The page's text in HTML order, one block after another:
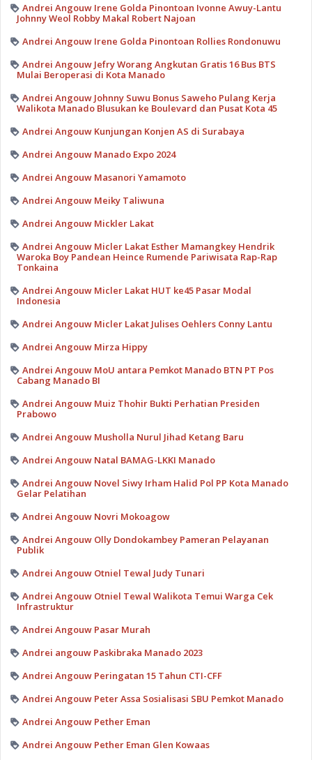
Andrei Angouw Irene Golda Pinontoan Ivonne Awuy-Lantu
Johnny Weol Robby Makal Robert Najoan
Andrei Angouw Irene Golda Pinontoan Rollies Rondonuwu
Andrei Angouw Jefry Worang Angkutan Gratis 16 Bus BTS
Mulai Beroperasi di Kota Manado
Andrei Angouw Johnny Suwu Bonus Saweho Pulang Kerja
Walikota Manado Blusukan ke Boulevard dan Pusat Kota 45
Andrei Angouw Kunjungan Konjen AS di Surabaya
Andrei Angouw Manado Expo 2024
Andrei Angouw Masanori Yamamoto
Andrei Angouw Meiky Taliwuna
Andrei Angouw Mickler Lakat
Andrei Angouw Micler Lakat Esther Mamangkey Hendrik
Waroka Boy Pandean Heince Rumende Pariwisata Rap-Rap
Tonkaina
Andrei Angouw Micler Lakat HUT ke45 Pasar Modal
Indonesia
Andrei Angouw Micler Lakat Julises Oehlers Conny Lantu
Andrei Angouw Mirza Hippy
Andrei Angouw MoU antara Pemkot Manado BTN PT Pos
Cabang Manado BI
Andrei Angouw Muiz Thohir Bukti Perhatian Presiden
Prabowo
Andrei Angouw Musholla Nurul Jihad Ketang Baru
Andrei Angouw Natal BAMAG-LKKI Manado
Andrei Angouw Novel Siwy Irham Halid Pol PP Kota Manado
Gelar Pelatihan
Andrei Angouw Novri Mokoagow
Andrei Angouw Olly Dondokambey Pameran Pelayanan
Publik
Andrei Angouw Otniel Tewal Judy Tunari
Andrei Angouw Otniel Tewal Walikota Temui Warga Cek
Infrastruktur
Andrei Angouw Pasar Murah
Andrei angouw Paskibraka Manado 2023
Andrei Angouw Peringatan 15 Tahun CTI-CFF
Andrei Angouw Peter Assa Sosialisasi SBU Pemkot Manado
Andrei Angouw Pether Eman
Andrei Angouw Pether Eman Glen Kowaas